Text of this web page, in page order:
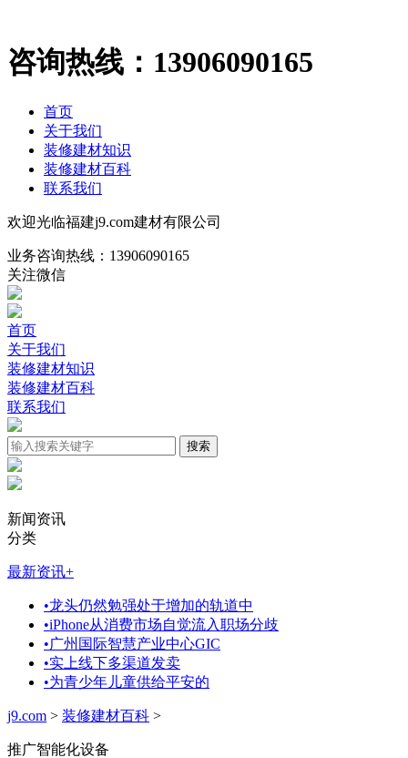
咨询热线： 13906090165
首页
关于我们
装修建材知识
装修建材百科
联系我们
欢迎光临福建j9.com建材有限公司
业务咨询热线： 13906090165
关注微信
首页
关于我们
装修建材知识
装修建材百科
联系我们
新闻资讯
分类
最新资讯+
•龙头仍然勉强处于增加的轨道中
•iPhone从消费市场自觉流入职场分歧
•广州国际智慧产业中心GIC
•实上线下多渠道发卖
•为青少年儿童供给平安的
j9.com > 装修建材百科 >
推广智能化设备